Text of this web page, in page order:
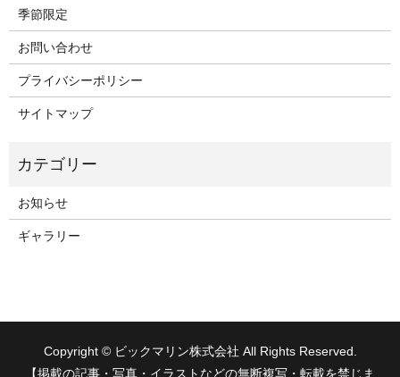
季節限定
お問い合わせ
プライバシーポリシー
サイトマップ
お知らせ
ギャラリー
Copyright © ビックマリン株式会社 All Rights Reserved.
【掲載の記事・写真・イラストなどの無断複写・転載を禁じま